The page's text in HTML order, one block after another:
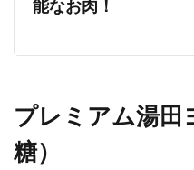
能なお肉！
プレミアム湯田
糖）